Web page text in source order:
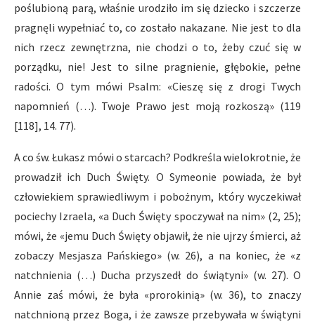
poślubioną parą, właśnie urodziło im się dziecko i szczerze
pragnęli wypełniać to, co zostało nakazane. Nie jest to dla
nich rzecz zewnętrzna, nie chodzi o to, żeby czuć się w
porządku, nie! Jest to silne pragnienie, głębokie, pełne
radości. O tym mówi Psalm: «Cieszę się z drogi Twych
napomnień (…). Twoje Prawo jest moją rozkoszą» (119
[118], 14. 77).
A co św. Łukasz mówi o starcach? Podkreśla wielokrotnie, że
prowadził ich Duch Święty. O Symeonie powiada, że był
człowiekiem sprawiedliwym i pobożnym, który wyczekiwał
pociechy Izraela, «a Duch Święty spoczywał na nim» (2, 25);
mówi, że «jemu Duch Święty objawił, że nie ujrzy śmierci, aż
zobaczy Mesjasza Pańskiego» (w. 26), a na koniec, że «z
natchnienia (…) Ducha przyszedł do świątyni» (w. 27). O
Annie zaś mówi, że była «prorokinią» (w. 36), to znaczy
natchnioną przez Boga, i że zawsze przebywała w świątyni